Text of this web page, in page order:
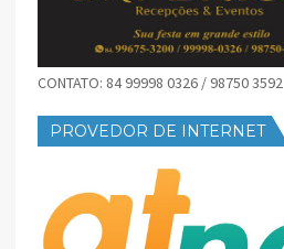
CONTATO: 84 99998 0326 / 98750 3592
PROVEDOR DE INTERNET